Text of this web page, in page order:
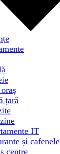
țară
IT
și cafenele
centre